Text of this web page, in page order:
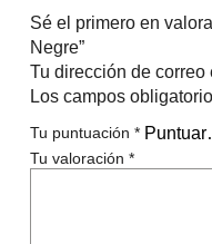
Sé el primero en
Negre”
Tu dirección de correo
Los campos
Tu puntuación *
Tu valoración *